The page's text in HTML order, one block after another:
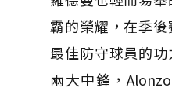
霸的榮耀，在季
最佳防守球員的
兩大中鋒，